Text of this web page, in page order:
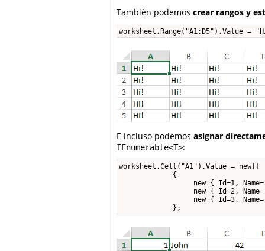
También podemos crear rangos y
worksheet.Range("A1:D5").Value =
E incluso podemos asignar
IEnumerable<T>:
worksheet.Cell("A1").Value = new[]
             {
new { Id=1,
new { Id=2,
new { Id=3,
             };